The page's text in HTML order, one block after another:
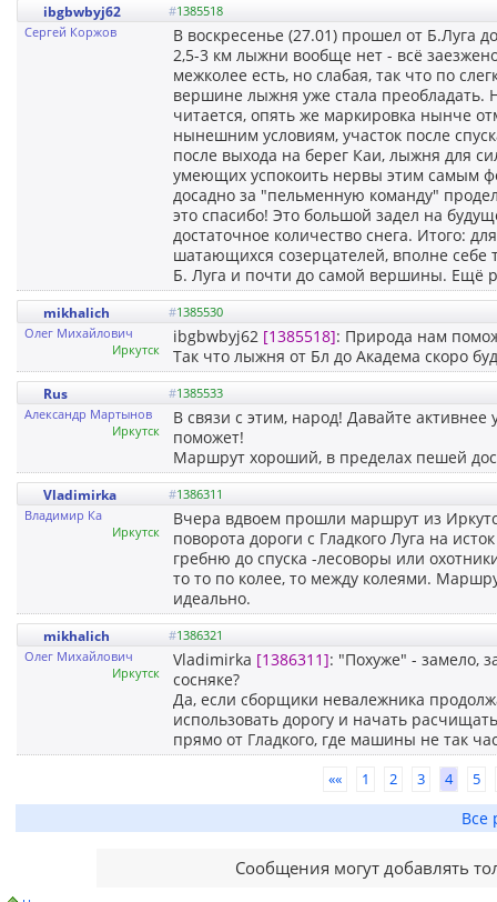
ibgbwbyj62 #1385518
Сергей Коржов
В воскресенье (27.01) прошел от Б.Луга
2,5-3 км лыжни вообще нет - всё
межколее есть, но слабая, так что по
вершине лыжня уже стала
читается, опять же маркировка нынче
нынешним условиям, участок после
после выхода на берег Каи, лыжня для
умеющих успокоить нервы этим самым
досадно за "пельменную команду"
это спасибо! Это большой задел на
достаточное количество снега. Итого:
шатающихся созерцателей, вполне
Б. Луга и почти до самой вершины. Ещё
mikhalich #1385530
Олег Михайлович
Иркутск
ibgbwbyj62 [1385518]: Природа нам
Так что лыжня от Бл до Академа скоро
Rus #1385533
Александр Мартынов
Иркутск
В связи с этим, народ! Давайте
поможет!
Маршрут хороший, в пределах пешей
Vladimirka #1386311
Владимир Ка
Иркутск
Вчера вдвоем прошли маршрут из
поворота дороги с Гладкого Луга на
гребню до спуска -лесоворы или
то то по колее, то между колеями.
идеально.
mikhalich #1386321
Олег Михайлович
Иркутск
Vladimirka [1386311]: "Похуже" - замело,
сосняке?
Да, если сборщики невалежника
использовать дорогу и начать
прямо от Гладкого, где машины не так
«« 1 2 3 4 5
Все
Сообщения могут добавлять